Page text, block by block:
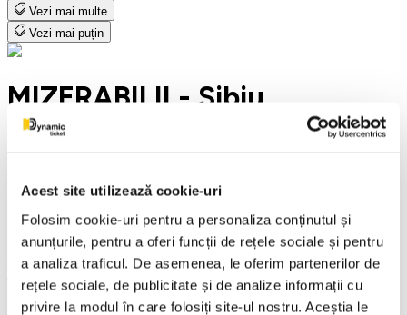
Acest site utilizează cookie-uri
Folosim cookie-uri pentru a personaliza conținutul și
anunțurile, pentru a oferi funcții de rețele sociale și pentru
a analiza traficul. De asemenea, le oferim partenerilor de
rețele sociale, de publicitate și de analize informații cu
privire la modul în care folosiți site-ul nostru. Aceștia le
Vezi mai multe
Vezi mai puțin
MIZERABILII - Sibiu
), Sibiu
Teatru
Detalii eveniment